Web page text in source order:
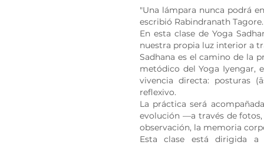
"Una lámpara nunca podrá
escribió Rabindranath Tagore.
En esta clase de Yoga
nuestra propia luz interior a
Sadhana es el camino de la
metódico del Yoga Iyengar,
vivencia directa: posturas
reflexivo.
La práctica será
evolución —a través de
observación, la memoria
Esta clase está dirigida a